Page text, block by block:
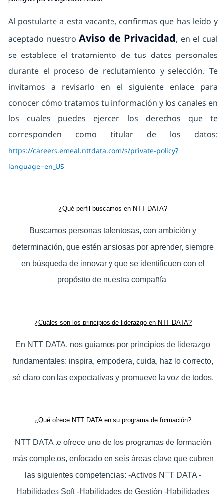
Al postularte a esta vacante, confirmas que has leído y
aceptado nuestroAviso de Privacidad, en el cual
se establece el tratamiento de tus datos personales
durante el proceso de reclutamiento y selección. Te
invitamos a revisarlo en el siguiente enlace para
conocer cómo tratamos tu información y los canales en
los cuales puedes ejercer los derechos que te
corresponden como titular de los datos:
https://careers.emeal.nttdata.com/s/private-policy?
language=en_US
¿Qué perfil buscamos en NTT DATA?
Buscamos personas talentosas, con ambición y
determinación, que estén ansiosas por aprender, siempre
en búsqueda de innovar y que se identifiquen con el
propósito de nuestra compañía.
¿Cuáles son los principios de liderazgo en NTT DATA?
En NTT DATA, nos guiamos por principios de liderazgo
fundamentales: inspira, empodera, cuida, haz lo correcto,
sé claro con las expectativas y promueve la voz de todos.
¿Qué ofrece NTT DATA en su programa de formación?
NTT DATA te ofrece uno de los programas de formación
más completos, enfocado en seis áreas clave que cubren
las siguientes competencias: -Activos NTT DATA -
Habilidades Soft -Habilidades de Gestión -Habilidades